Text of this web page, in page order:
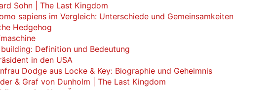
Sohn | The Last Kingdom
sapiens im Vergleich: Unterschiede und Gemeinsamkeiten
Hedgehog
Definition und Bedeutung
in den USA
Dodge aus Locke & Key: Biographie und Geheimnis
& Graf von Dunholm | The Last Kingdom